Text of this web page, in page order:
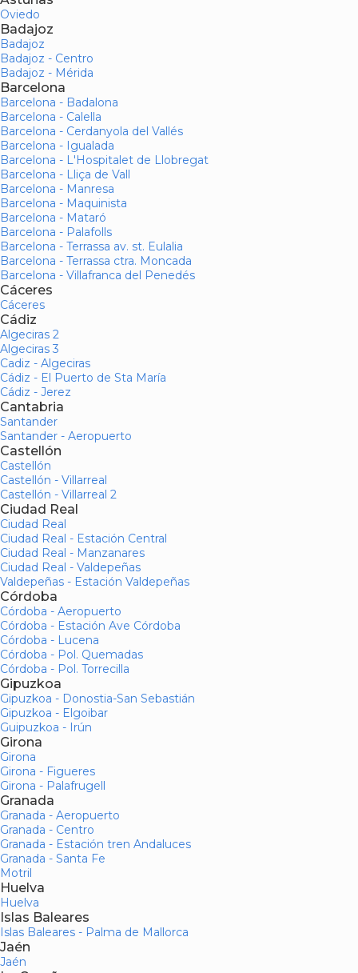
Oviedo
Badajoz
Badajoz
Badajoz - Centro
Badajoz - Mérida
Barcelona
Barcelona - Badalona
Barcelona - Calella
Barcelona - Cerdanyola del Vallés
Barcelona - Igualada
Barcelona - L'Hospitalet de Llobregat
Barcelona - Lliça de Vall
Barcelona - Manresa
Barcelona - Maquinista
Barcelona - Mataró
Barcelona - Palafolls
Barcelona - Terrassa av. st. Eulalia
Barcelona - Terrassa ctra. Moncada
Barcelona - Villafranca del Penedés
Cáceres
Cáceres
Cádiz
Algeciras 2
Algeciras 3
Cadiz - Algeciras
Cádiz - El Puerto de Sta María
Cádiz - Jerez
Cantabria
Santander
Santander - Aeropuerto
Castellón
Castellón
Castellón - Villarreal
Castellón - Villarreal 2
Ciudad Real
Ciudad Real
Ciudad Real - Estación Central
Ciudad Real - Manzanares
Ciudad Real - Valdepeñas
Valdepeñas - Estación Valdepeñas
Córdoba
Córdoba - Aeropuerto
Córdoba - Estación Ave Córdoba
Córdoba - Lucena
Córdoba - Pol. Quemadas
Córdoba - Pol. Torrecilla
Gipuzkoa
Gipuzkoa - Donostia-San Sebastián
Gipuzkoa - Elgoibar
Guipuzkoa - Irún
Girona
Girona
Girona - Figueres
Girona - Palafrugell
Granada
Granada - Aeropuerto
Granada - Centro
Granada - Estación tren Andaluces
Granada - Santa Fe
Motril
Huelva
Huelva
Islas Baleares
Islas Baleares - Palma de Mallorca
Jaén
Jaén